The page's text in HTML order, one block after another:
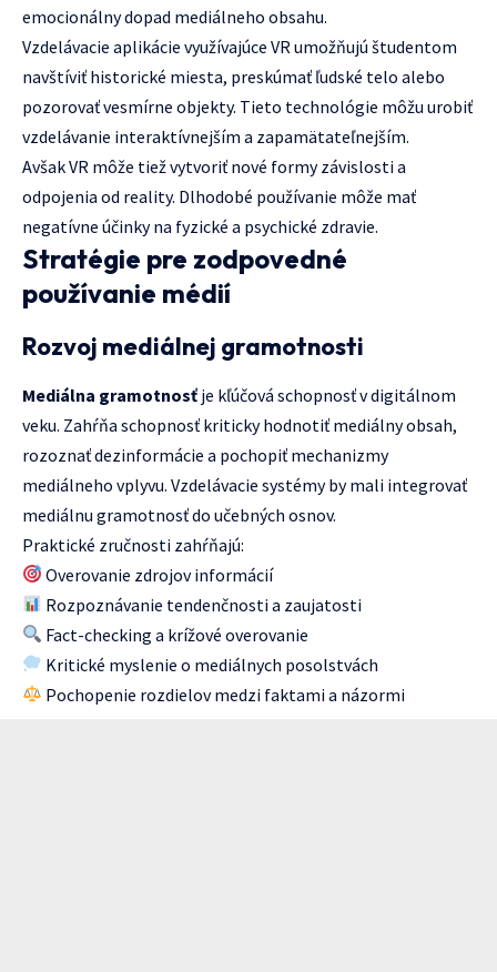
emocionálny dopad mediálneho obsahu.
Vzdelávacie aplikácie využívajúce VR umožňujú študentom
navštíviť historické miesta, preskúmať ľudské telo alebo
pozorovať vesmírne objekty. Tieto technológie môžu urobiť
vzdelávanie interaktívnejším a zapamätateľnejším.
Avšak VR môže tiež vytvoriť nové formy závislosti a
odpojenia od reality. Dlhodobé používanie môže mať
negatívne účinky na fyzické a psychické zdravie.
Stratégie pre zodpovedné
používanie médií
Rozvoj mediálnej gramotnosti
Mediálna gramotnosť je kľúčová schopnosť v digitálnom
veku. Zahŕňa schopnosť kriticky hodnotiť mediálny obsah,
rozoznať dezinformácie a pochopiť mechanizmy
mediálneho vplyvu. Vzdelávacie systémy by mali integrovať
mediálnu gramotnosť do učebných osnov.
Praktické zručnosti zahŕňajú:
Overovanie zdrojov informácií
Rozpoznávanie tendenčnosti a zaujatosti
Fact-checking a krížové overovanie
Kritické myslenie o mediálnych posolstvách
Pochopenie rozdielov medzi faktami a názormi